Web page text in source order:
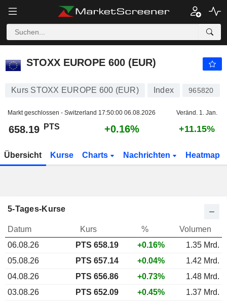
STOXX EUROPE 600 (EUR)
Kurs STOXX EUROPE 600 (EUR) Index 965820
Markt geschlossen - Switzerland 17:50:00 06.08.2026 Veränd. 1. Jan.
658.19 PTS +0.16% +11.15%
Übersicht Kurse Charts Nachrichten Heatmap
5-Tages-Kurse
Datum Kurs %
Volumen
06.08.26
PTS 658.19 +0.16%
1.35 Mrd.
05.08.26
PTS 657.14 +0.04%
1.42 Mrd.
04.08.26
PTS 656.86 +0.73%
1.48 Mrd.
03.08.26
PTS 652.09 +0.45%
1.37 Mrd.